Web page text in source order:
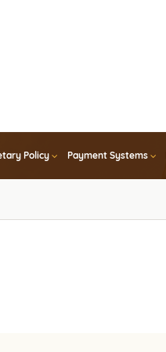
Policy Payment Systems